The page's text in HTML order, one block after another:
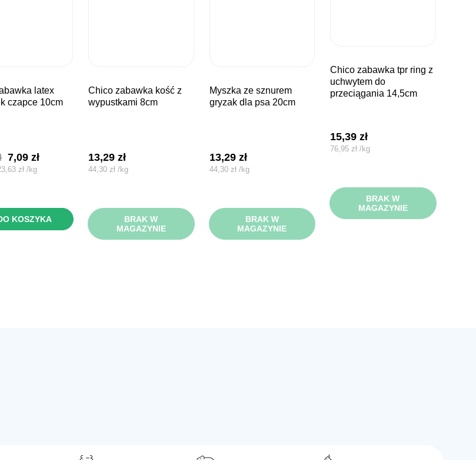
czapce 10cm
Pierwotna
cena
7,09złAktualna
zł /kg
KOSZYKA
chico zabawka kość z
wypustkami 8cm
13,29 zł
44,30 zł /kg
BRAK W
MAGAZYNIE
myszka ze sznurem
gryzak dla psa 20cm
13,29 zł
44,30 zł /kg
BRAK W
MAGAZYNIE
chico zabawka tpr ring z
uchwytem do
przeciągania 14,5cm
15,39zł
76,95zł /kg
BRAK W
MAGAZYNIE